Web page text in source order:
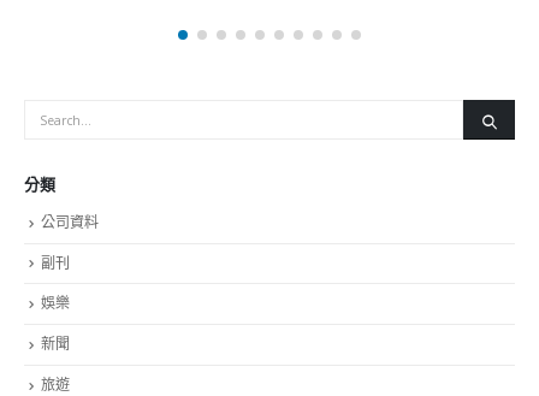
分類
公司資料
副刊
娛樂
新聞
旅遊